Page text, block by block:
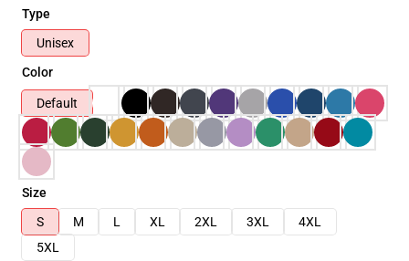
Type
Unisex
Color
Default
Size
S
M L XL 2XL 3XL
4XL
5XL